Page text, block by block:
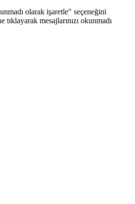
olarak işaretle" seçeneğini
tıklayarak mesajlarınızı okunmadı